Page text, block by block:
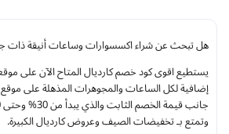
هل تبحث عن شراء اكسسوارات وساعات أنيقة ذات
يستطيع اقوى كود خصم كارديال المتاح الآن على
وتمتع بـ تخفيضات الصيف وعروض كارديال الكبيرة.